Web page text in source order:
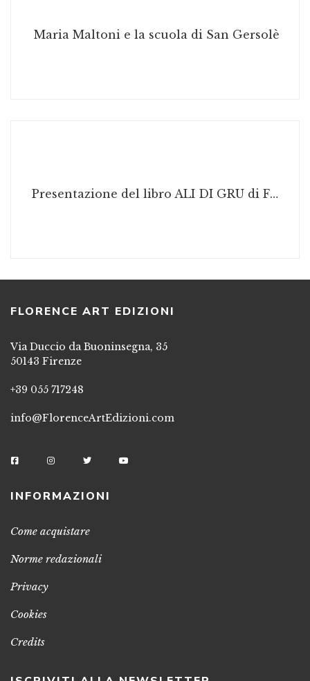
Maria Maltoni e la scuola di San Gersolè
Presentazione del libro ALI DI GRU di Fulvia Alidori
FLORENCE ART EDIZIONI
Via Duccio da Buoninsegna, 35
50143 Firenze
+39 055 717248
info@FlorenceArtEdizioni.com
INFORMAZIONI
Come acquistare
Norme redazionali
Privacy
Cookies
Credits